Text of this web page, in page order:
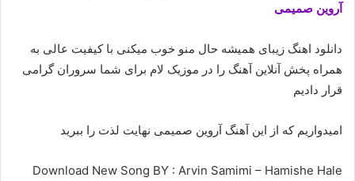
آروین صمیمی
دانلود اهنگ زیبای همیشه حال منو خوب میکنی با کیفیت عالی به
همراه پخش آنلاین آهنگ را در موزیک لام برای شما سروران گرامی
قرار دادیم
امیدواریم که از این آهنگ آروین صمیمی نهایت لذت را ببرید
Download New Song BY : Arvin Samimi – Hamishe Hale